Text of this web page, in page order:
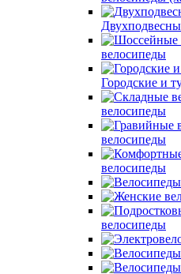
велосипеды
Городские и
велосипеды
велосипеды
велосипеды
велосипеды